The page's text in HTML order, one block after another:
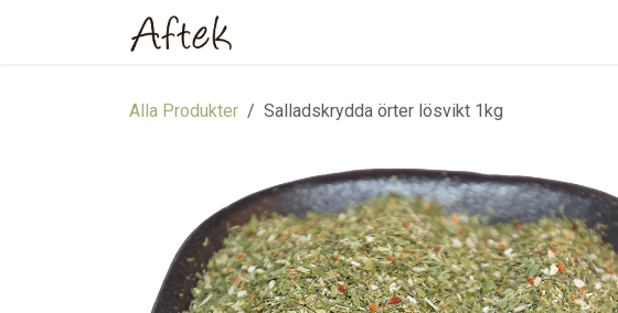
Alla Produkter Salladskrydda örter lösvikt 1kg